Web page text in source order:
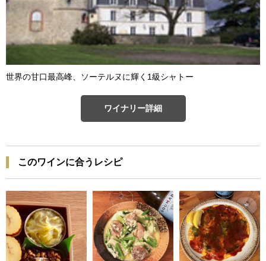
世界の甘口最高峰、ソーテルヌに輝く1級シャトー
ワイナリー詳細
このワインに合うレシピ